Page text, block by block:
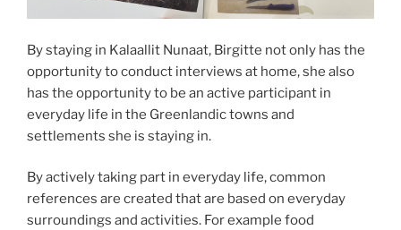
By staying in Kalaallit Nunaat, Birgitte not only has the
opportunity to conduct interviews at home, she also
has the opportunity to be an active participant in
everyday life in the Greenlandic towns and
settlements she is staying in.
By actively taking part in everyday life, common
references are created that are based on everyday
surroundings and activities. For example food